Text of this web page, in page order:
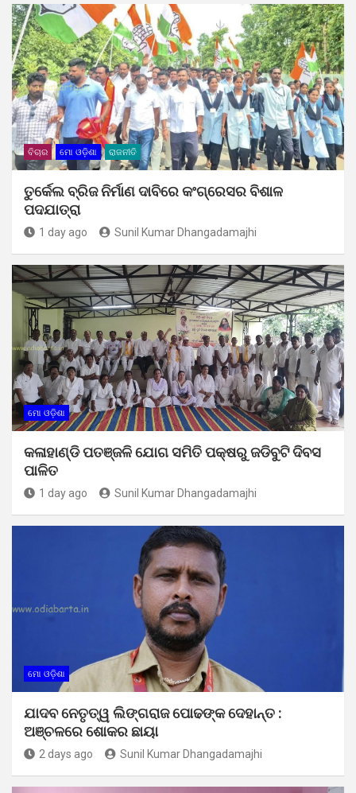
ବିଚାର ମୋ ଓଡ଼ିଶା ରାଜନୀତି
ତୁର୍କେଲ ବ୍ରିଜ ନିର୍ମାଣ ଦାବିରେ କଂଗ୍ରେସର ବିଶାଳ
ପଦଯାତ୍ରା
1 day ago Sunil Kumar Dhangadamajhi
ମୋ ଓଡ଼ିଶା
କଳାହାଣ୍ଡି ପତଞ୍ଜଳି ଯୋଗ ସମିତି ପକ୍ଷରୁ ଜଡିବୁଟି ଦିବସ
ପାଳିତ
1 day ago Sunil Kumar Dhangadamajhi
ମୋ ଓଡ଼ିଶା
ଯାଦବ ନେତୃତ୍ୱ ଲିଙ୍ଗରାଜ ପୋଢଙ୍କ ଦେହାନ୍ତ :
ଅଞ୍ଚଳରେ ଶୋକର ଛାୟା
2 days ago Sunil Kumar Dhangadamajhi